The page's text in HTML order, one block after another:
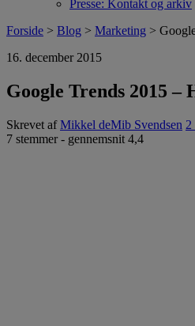
Presse: Kontakt og arkiv
Forside > Blog > Marketing >
16. december 2015
Google Trends 2015 –
Skrevet afMikkel deMib Svendsen 2
7 stemmer - gennemsnit 4,4